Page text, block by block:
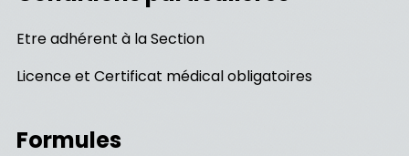
Etre adhérent à la Section
Licence et Certificat médical obligatoires
Formules